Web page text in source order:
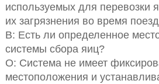
используемых для перевозки
их загрязнения во время
В: Есть ли определенное
системы сбора яиц?
О: Система не имеет
местоположения и